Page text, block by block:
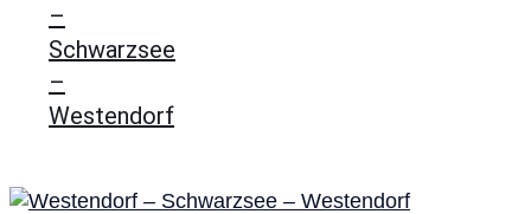
–
Schwarzsee
–
Westendorf